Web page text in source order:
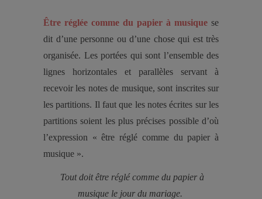
Être réglée comme du papier à musique se
dit d’une personne ou d’une chose qui est très
organisée. Les portées qui sont l’ensemble des
lignes horizontales et parallèles servant à
recevoir les notes de musique, sont inscrites sur
les partitions. Il faut que les notes écrites sur les
partitions soient les plus précises possible d’où
l’expression « être réglé comme du papier à
musique ».
Tout doit être réglé comme du papier à
musique le jour du mariage.